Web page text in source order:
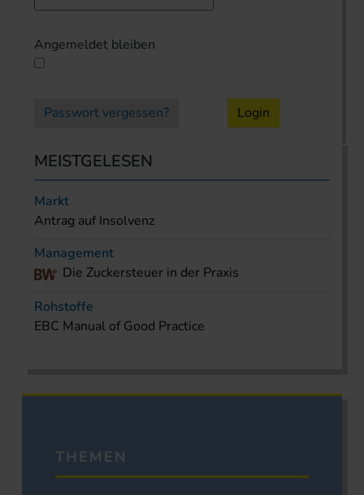
Angemeldet bleiben
Passwort vergessen? Login
MEISTGELESEN
Markt
Antrag auf Insolvenz
Management
Die Zuckersteuer in der Praxis
Rohstoffe
EBC Manual of Good Practice
THEMEN